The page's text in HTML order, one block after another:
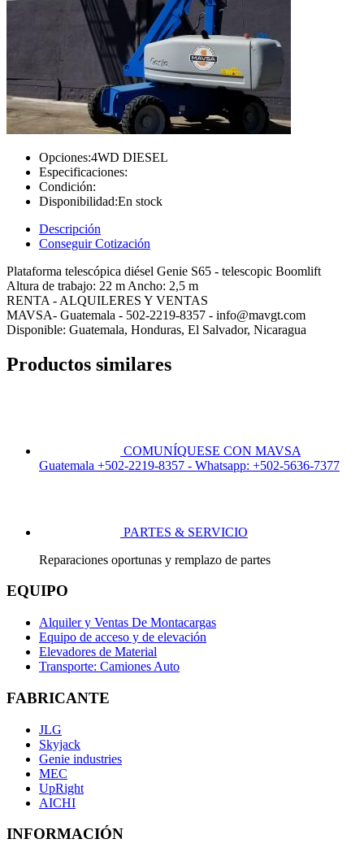
Opciones:4WD DIESEL
Especificaciones:
Condición:
Disponibilidad:En stock
Descripción
Conseguir Cotización
Plataforma telescópica diésel Genie S65 - telescopic Boomlift
Altura de trabajo: 22 m Ancho: 2,5 m
RENTA - ALQUILERES Y VENTAS
MAVSA- Guatemala - 502-2219-8357 - info@mavgt.com
Disponible: Guatemala, Honduras, El Salvador, Nicaragua
Productos similares
COMUNÍQUESE CON MAVSA
Guatemala +502-2219-8357 - Whatsapp: +502-5636-7377
PARTES & SERVICIO
Reparaciones oportunas y remplazo de partes
EQUIPO
Alquiler y Ventas De Montacargas
Equipo de acceso y de elevación
Elevadores de Material
Transporte: Camiones Auto
FABRICANTE
JLG
Skyjack
Genie industries
MEC
UpRight
AICHI
INFORMACIÓN